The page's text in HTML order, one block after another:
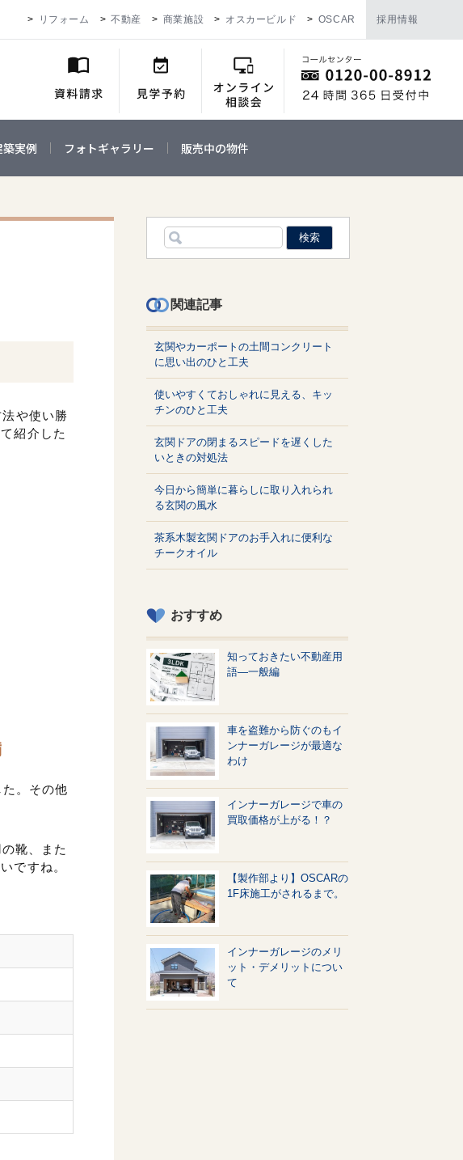
リフォーム 不動産 商業施設 オスカービルド OSCAR 採用情報
築実例 フォトギャラリー 販売中の物件
や使い勝
紹介した
。その他
靴、また
ですね。
関連記事
玄関やカーポートの土間コンクリート
に思い出のひと工夫
使いやすくておしゃれに見える、キッ
チンのひと工夫
玄関ドアの閉まるスピードを遅くした
いときの対処法
今日から簡単に暮らしに取り入れられ
る玄関の風水
茶系木製玄関ドアのお手入れに便利な
チークオイル
おすすめ
知っておきたい不動産用
語—一般編
車を盗難から防ぐのもイ
ンナーガレージが最適な
わけ
インナーガレージで車の
買取価格が上がる！？
【製作部より】OSCARの
1F床施工がされるまで。
インナーガレージのメリ
ット・デメリットについ
て